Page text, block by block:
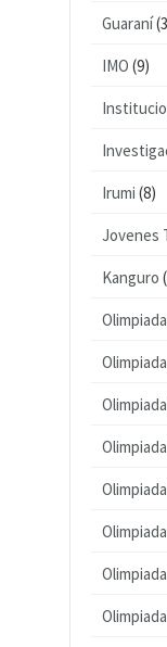
Guaraní
IMO (9)
Irumi (8)
Jovenes
Kanguro